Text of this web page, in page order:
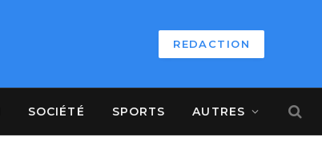
REDACTION
SOCIÉTÉ SPORTS AUTRES